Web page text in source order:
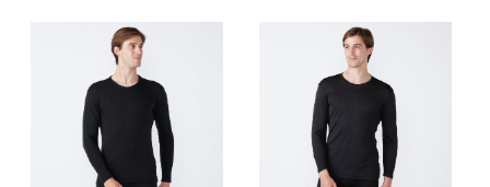
柔道
ウィンタースポーツ